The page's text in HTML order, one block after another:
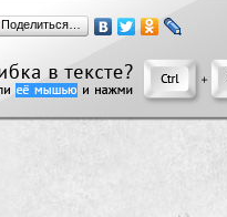
Поделиться…